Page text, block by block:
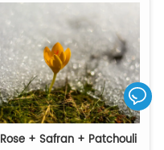
Rose + Safran + Patchouli